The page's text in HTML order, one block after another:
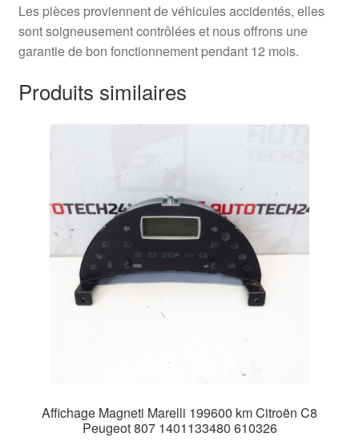
Les pièces proviennent de véhicules accidentés, elles
sont soigneusement contrôlées et nous offrons une
garantie de bon fonctionnement pendant 12 mois.
Produits similaires
Affichage Magneti Marelli 199600 km Citroën C8
Peugeot 807 1401133480 610326